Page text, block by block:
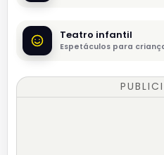
Teatro infantil
Espetáculos para